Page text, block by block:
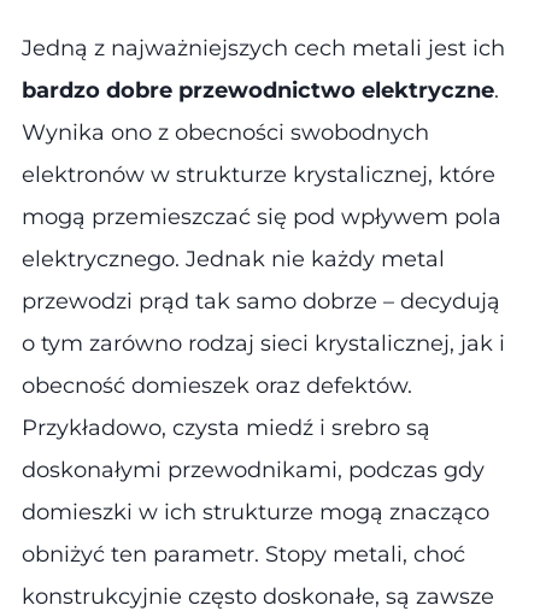
Jedną z najważniejszych cech metali jest ich
bardzo dobre przewodnictwo elektryczne.
Wynika ono z obecności swobodnych
elektronów w strukturze krystalicznej, które
mogą przemieszczać się pod wpływem pola
elektrycznego. Jednak nie każdy metal
przewodzi prąd tak samo dobrze – decydują
o tym zarówno rodzaj sieci krystalicznej, jak i
obecność domieszek oraz defektów.
Przykładowo, czysta miedź i srebro są
doskonałymi przewodnikami, podczas gdy
domieszki w ich strukturze mogą znacząco
obniżyć ten parametr. Stopy metali, choć
konstrukcyjnie często doskonałe, są zawsze